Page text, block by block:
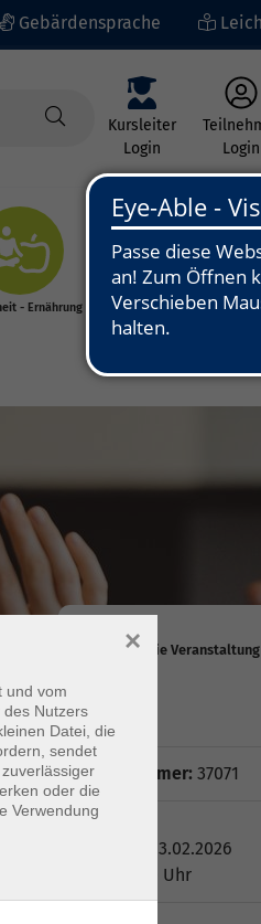
Gebärdensprache
Kursleiter
Login
Login
- Ernährung
Kunst - Kultur -
Gebühr
Kursnummer: 37071
Mo. 23.02.2026
19:00 Uhr
und vom
Nutzers
Datei, die
sendet
oder die
Verwendung
×